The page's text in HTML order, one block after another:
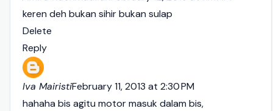
keren deh bukan sihir bukan sulap
Delete
Reply
Iva MairistiFebruary 11, 2013 at 2:30 PM
hahaha bis agitu motor masuk dalam bis,